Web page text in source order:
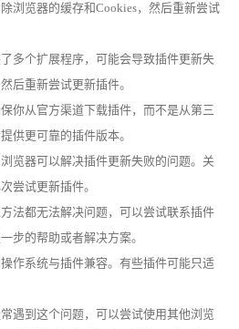
浏览器的缓存和Cookies，然后重新尝试
多个扩展程序，可能会导致插件更新失
后重新尝试更新插件。
你从官方渠道下载插件，而不是从第三
供更可靠的插件版本。
览器可以解决插件更新失败的问题。关
尝试更新插件。
法都无法解决问题，可以尝试联系插件
步的帮助或者解决方案。
作系统与插件兼容。有些插件可能只适
遇到这个问题，可以尝试使用其他浏览